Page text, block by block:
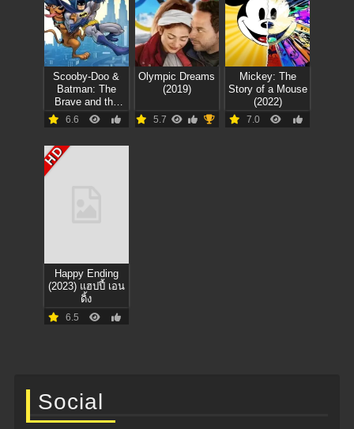
Scooby-Doo &
Batman: The
Brave and the
Bold (2018)
6.6
Olympic Dreams
(2019)
5.7
Mickey: The
Story of a Mouse
(2022)
7.0
HD
Happy Ending
(2023) แฮปปี้ เอน
ดิ้ง
6.5
Social